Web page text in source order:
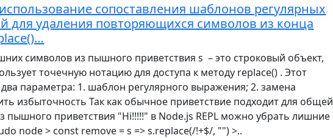
использование сопоставления шаблонов регулярных
для удаления повторяющихся символов из конца
символов из пышного приветствия s – это строковый объект,
точечную нотацию для доступа к методу replace() . Этот
параметра: 1. шаблон регулярного выражения; 2. замена
избыточность Так как обычное приветствие подходит для общей
пышного приветствия "Hi!!!!!" в Node.js REPL можно убрать лишние
node > const remove = s => s.replace(/!+$/, "") >..